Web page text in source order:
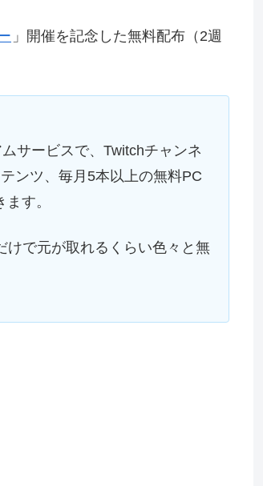
」開催を記念した無料配布（2週
サービスで、Twitchチャンネ
ンツ、毎月5本以上の無料PC
す。
けで元が取れるくらい色々と無